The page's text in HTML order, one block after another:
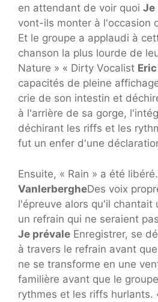
en attendant de voir quoi Je
vont-ils monter à l'occasion
Et le groupe a applaudi à
chanson la plus lourde de
Nature » « Dirty Vocalist Eric
capacités de pleine
crie de son intestin et
à l'arrière de sa gorge,
déchirant les riffs et les
fut un enfer d'une
Ensuite, « Rain » a été
VanlerbergheDes voix
l'épreuve alors qu'il chantait
un refrain qui ne seraient
Je prévale Enregistrer, se
à travers le refrain avant
ne se transforme en une
familière avant que le
rythmes et les riffs hurlants.